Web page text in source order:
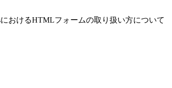
おけるHTMLフォームの取り扱い方について